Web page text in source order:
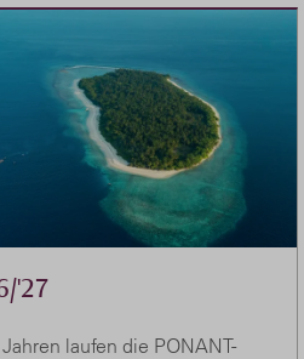
'27
laufen die PONANT-